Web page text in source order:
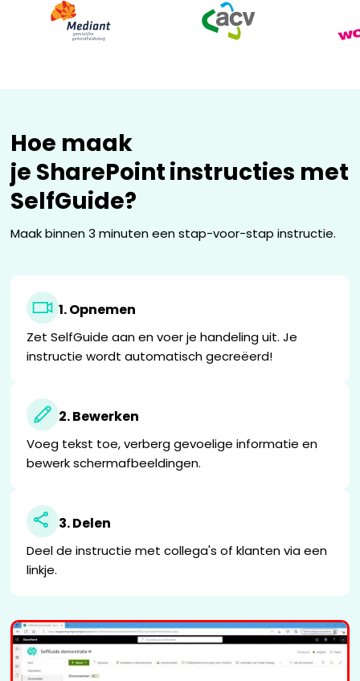
Hoe maak
je SharePointinstructies met
SelfGuide?
Maak binnen 3 minuten een stap-voor-stap instructie.
1. Opnemen
Zet SelfGuide aan en voer je handeling uit. Je
instructie wordt automatisch gecreëerd!
2. Bewerken
Voeg tekst toe, verberg gevoelige informatie en
bewerk schermafbeeldingen.
3. Delen
Deel de instructie met collega's of klanten via een
linkje.